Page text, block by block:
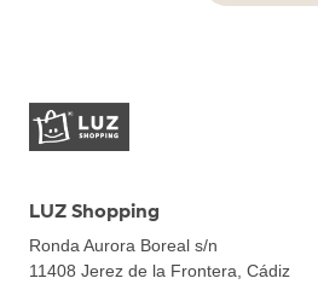
LUZ Shopping
Ronda Aurora Boreal s/n
11408 Jerez de la Frontera, Cádiz